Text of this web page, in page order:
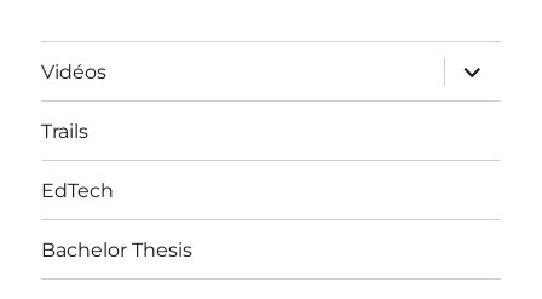
Vidéos
ouvrir
le
sous-
Trails
EdTech
Bachelor Thesis